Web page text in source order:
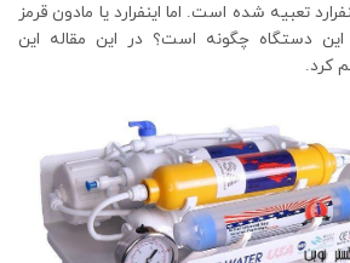
تعبیه شده است. اما اینفرارد یا مادون قرمز
دستگاه چگونه است؟ در این مقاله این
کرد.